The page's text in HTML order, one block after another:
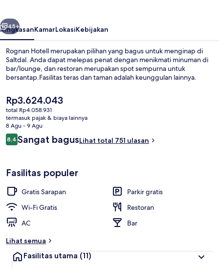
Berikutnya
45+
RingkasanKamarLokasiKebijakan
Rognan Hotell merupakan pilihan yang bagus untuk menginap di
Saltdal. Anda dapat melepas penat dengan menikmati minuman di
bar/lounge, dan restoran merupakan spot sempurna untuk
bersantap.Fasilitas teras dan taman adalah keunggulan lainnya.
Harga
saat
ini
Rp3.624.043
Rp3.624.043
total Rp4.058.931
termasuk pajak & biaya lainnya
8 Agu - 9 Agu
Ulasan
8,48,4 dari 10
Sangat bagusLihat total 751 ulasan
Fasilitas populer
Gratis Sarapan
Parkir gratis
Wi-Fi Gratis
Restoran
AC
Bar
Lihat semua
Fasilitas utama (11)